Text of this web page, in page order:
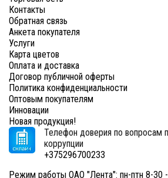
Контакты
Обратная связь
Анкета покупателя
Услуги
Карта цветов
Оплата и доставка
Договор публичной оферты
Политика конфиденциальности
Оптовым покупателям
Инновации
Новая продукция!
Телефон доверия по вопросам
коррупции
+375296700233
Режим работы ОАО "Лента": пн-птн 8-30